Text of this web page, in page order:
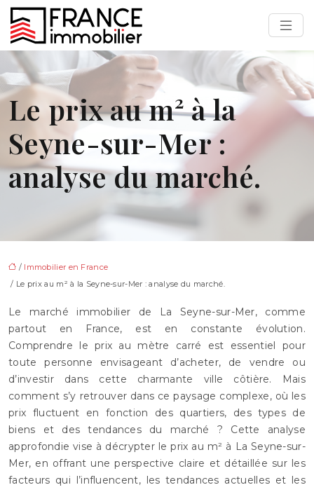
Le prix au m² à la
Seyne-sur-Mer :
analyse du marché.
/ Immobilier en France
/ Le prix au m² à la Seyne-sur-Mer : analyse du marché.
Le marché immobilier de La Seyne-sur-Mer, comme
partout en France, est en constante évolution.
Comprendre le prix au mètre carré est essentiel pour
toute personne envisageant d’acheter, de vendre ou
d’investir dans cette charmante ville côtière. Mais
comment s’y retrouver dans ce paysage complexe, où les
prix fluctuent en fonction des quartiers, des types de
biens et des tendances du marché ? Cette analyse
approfondie vise à décrypter le prix au m² à La Seyne-sur-
Mer, en offrant une perspective claire et détaillée sur les
facteurs qui l’influencent, les tendances actuelles et les